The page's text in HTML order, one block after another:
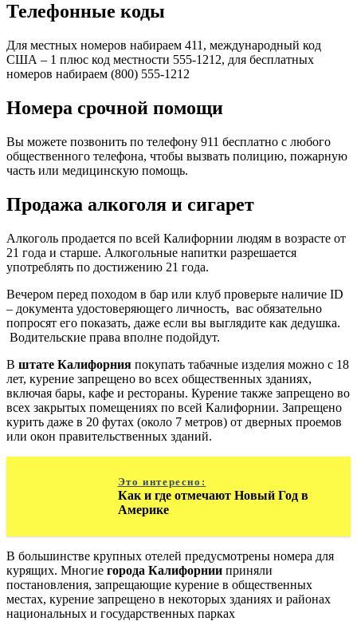
Телефонные коды
Для местных номеров набираем 411, международный код
США – 1 плюс код местности 555-1212, для бесплатных
номеров набираем (800) 555-1212
Номера срочной помощи
Вы можете позвонить по телефону 911 бесплатно с любого
общественного телефона, чтобы вызвать полицию, пожарную
часть или медицинскую помощь.
Продажа алкоголя и сигарет
Алкоголь продается по всей Калифорнии людям в возрасте от
21 года и старше. Алкогольные напитки разрешается
употреблять по достижению 21 года.
Вечером перед походом в бар или клуб проверьте наличие ID
– документа удостоверяющего личность, вас обязательно
попросят его показать, даже если вы выглядите как дедушка.
Водительские права вполне подойдут.
В штате Калифорния покупать табачные изделия можно с 18
лет, курение запрещено во всех общественных зданиях,
включая бары, кафе и рестораны. Курение также запрещено во
всех закрытых помещениях по всей Калифорнии. Запрещено
курить даже в 20 футах (около 7 метров) от дверных проемов
или окон правительственных зданий.
Это интересно:
Как и где отмечают Новый Год в
Америке
В большинстве крупных отелей предусмотрены номера для
курящих. Многие города Калифорнии приняли
постановления, запрещающие курение в общественных
местах, курение запрещено в некоторых зданиях и районах
национальных и государственных парках